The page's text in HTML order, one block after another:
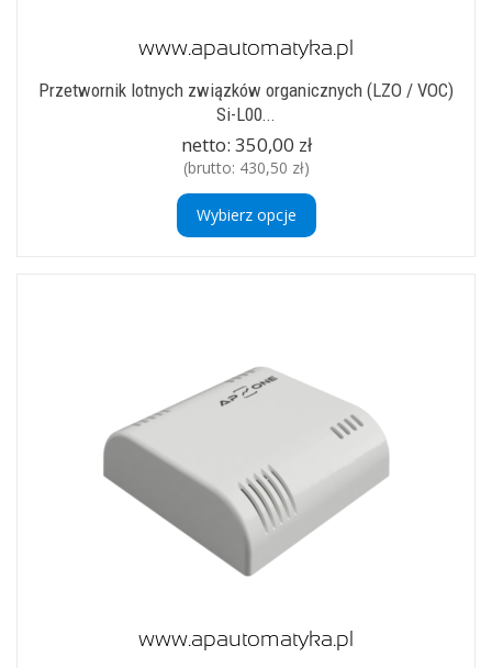
Przetwornik lotnych związków organicznych (LZO / VOC)
Si-L00...
netto: 350,00 zł
(brutto: 430,50 zł)
Wybierz opcje